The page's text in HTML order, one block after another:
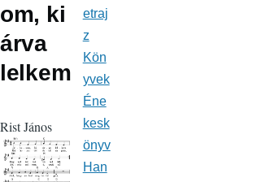
om, ki
árva
lelkem
Rist János
etraj
z
Kön
yvek
Éne
kesk
önyv
Han